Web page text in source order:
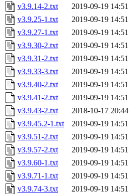
v3.9.14-2.txt
2019-09-19 14:51
v3.9.25-1.txt
2019-09-19 14:51
v3.9.27-1.txt
2019-09-19 14:51
v3.9.30-2.txt
2019-09-19 14:51
v3.9.31-2.txt
2019-09-19 14:51
v3.9.33-3.txt
2019-09-19 14:51
v3.9.40-2.txt
2019-09-19 14:51
v3.9.41-2.txt
2019-09-19 14:51
v3.9.43-2.txt
2018-10-17 20:44
v3.9.45.2-1.txt
2019-09-19 14:51
v3.9.51-2.txt
2019-09-19 14:51
v3.9.57-2.txt
2019-09-19 14:51
v3.9.60-1.txt
2019-09-19 14:51
v3.9.71-1.txt
2019-09-19 14:51
v3.9.74-3.txt
2019-09-19 14:51